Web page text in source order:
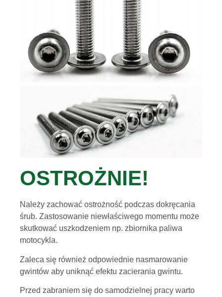
OSTROŻNIE!
Należy zachować ostrożność podczas dokręcania
śrub. Zastosowanie niewłaściwego momentu może
skutkować uszkodzeniem np. zbiornika paliwa
motocykla.
Zaleca się również odpowiednie nasmarowanie
gwintów aby uniknąć efektu zacierania gwintu.
Przed zabraniem się do samodzielnej pracy warto